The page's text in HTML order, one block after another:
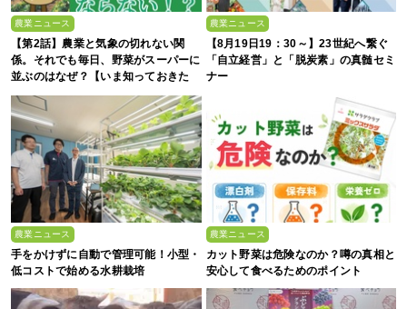
農業ニュース
【第2話】農業と気象の切れない関
係。それでも毎日、野菜がスーパーに
並ぶのはなぜ？【いま知っておきた
い、これからの”食”の話】
農業ニュース
【8月19日19：30～】23世紀へ繋ぐ
「自立経営」と「脱炭素」の真髄セミ
ナー
農業ニュース
手をかけずに自動で管理可能！小型・
低コストで始める水耕栽培
農業ニュース
カット野菜は危険なのか？噂の真相と
安心して食べるためのポイント